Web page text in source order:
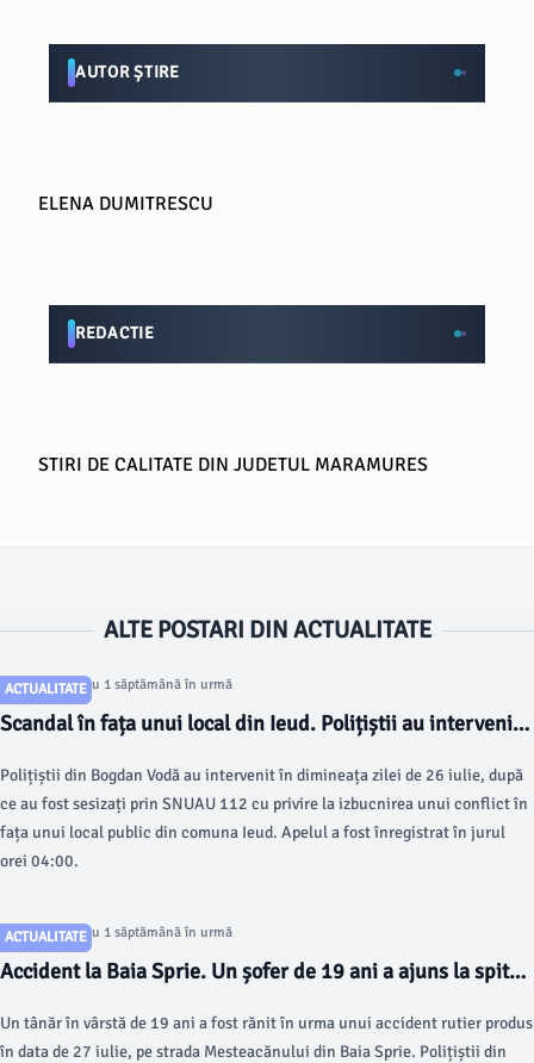
AUTOR ȘTIRE
ELENA DUMITRESCU
REDACTIE
STIRI DE CALITATE DIN JUDETUL MARAMURES
ALTE POSTARI DIN ACTUALITATE
ACTUALITATE
Articol postat cu 1 săptămână în urmă
Scandal în fața unui local din Ieud. Polițiștii au intervenit
Polițiștii din Bogdan Vodă au intervenit în dimineața zilei de 26 iulie, după
ce au fost sesizați prin SNUAU 112 cu privire la izbucnirea unui conflict în
fața unui local public din comuna Ieud. Apelul a fost înregistrat în jurul
orei 04:00.
ACTUALITATE
Articol postat cu 1 săptămână în urmă
Accident la Baia Sprie. Un șofer de 19 ani a ajuns la spital
Un tânăr în vârstă de 19 ani a fost rănit în urma unui accident rutier produs
în data de 27 iulie, pe strada Mesteacănului din Baia Sprie. Polițiștii din